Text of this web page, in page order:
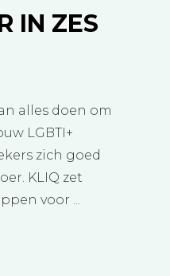
IN ZES
alles doen om
LGBTI+
zich goed
KLIQ zet
voor ...